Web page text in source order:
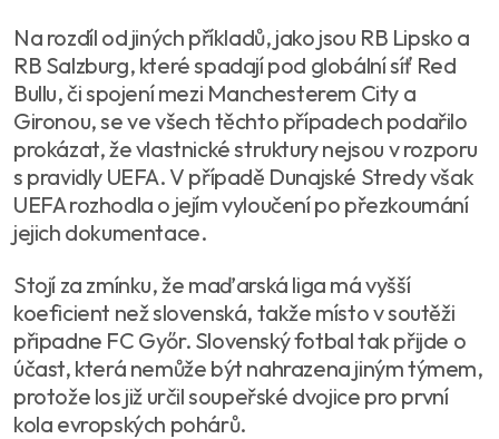
Na rozdíl od jiných příkladů, jako jsou RB Lipsko a
RB Salzburg, které spadají pod globální síť Red
Bullu, či spojení mezi Manchesterem City a
Gironou, se ve všech těchto případech podařilo
prokázat, že vlastnické struktury nejsou v rozporu
s pravidly UEFA. V případě Dunajské Stredy však
UEFA rozhodla o jejím vyloučení po přezkoumání
jejich dokumentace.
Stojí za zmínku, že maďarská liga má vyšší
koeficient než slovenská, takže místo v soutěži
připadne FC Győr. Slovenský fotbal tak přijde o
účast, která nemůže být nahrazena jiným týmem,
protože los již určil soupeřské dvojice pro první
kola evropských pohárů.